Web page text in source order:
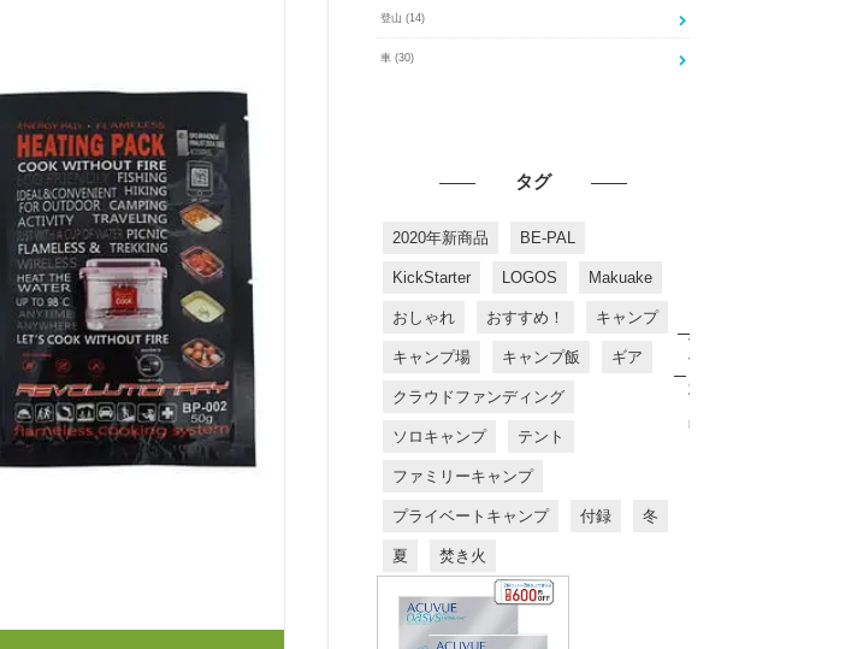
登山 (14)
車 (30)
タグ
2020年新商品 BE-PAL
KickStarter LOGOS Makuake
おしゃれ おすすめ！ キャンプ
キャンプ場 キャンプ飯 ギア
クラウドファンディング
ソロキャンプ テント
ファミリーキャンプ
プライベートキャンプ 付録 冬
夏 焚き火
す
す
め
商
品